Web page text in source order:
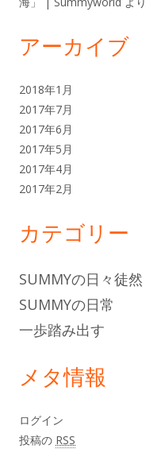
アーカイブ
2018年1月
2017年7月
2017年6月
2017年5月
2017年4月
2017年2月
カテゴリー
SUMMYの日々徒然
SUMMYの日常
一歩踏み出す
メタ情報
ログイン
投稿の RSS